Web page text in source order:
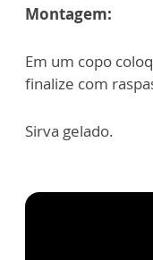
Montagem:
Em um copo
finalize com
Sirva gelado.